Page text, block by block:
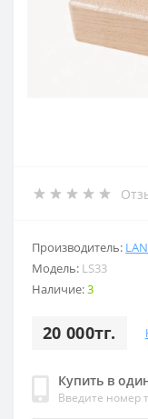
Производитель:
Модель: LS33
Наличие:3
20 000тг.
Купить в
Введите номер